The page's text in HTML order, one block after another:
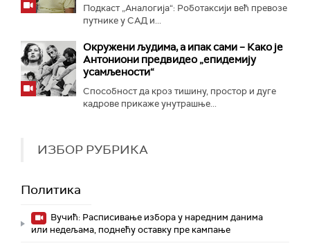
Подкаст „Аналогија“: Роботаксији већ превозе
путнике у САД и...
Окружени људима, а ипак сами – Како је
Антониони предвидео „епидемију
усамљености“
Способност да кроз тишину, простор и дуге
кадрове прикаже унутрашње...
ИЗБОР РУБРИКА
Политика
Вучић: Расписивање избора у наредним данима
или недељама, поднећу оставку пре кампање